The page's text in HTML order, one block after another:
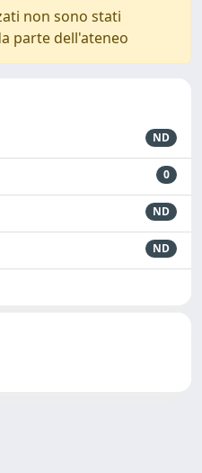
non sono stati
parte dell'ateneo
ND
0
ND
ND